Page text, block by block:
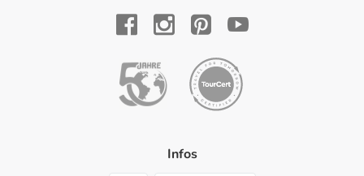
Infos